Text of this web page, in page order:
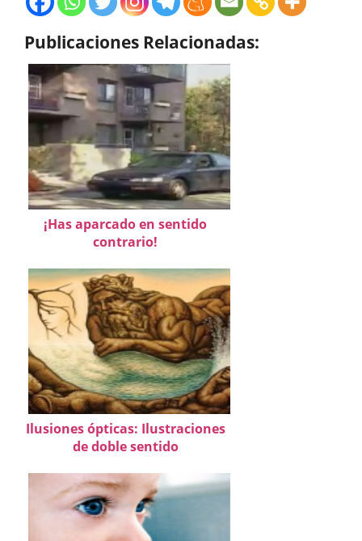
Publicaciones Relacionadas:
¡Has aparcado en sentido
contrario!
Ilusiones ópticas: Ilustraciones
de doble sentido